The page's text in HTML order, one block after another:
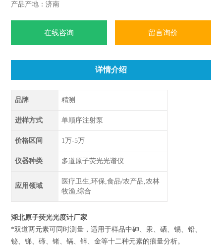
产品产地：济南
在线咨询 留言询价
详情介绍
品牌 精测
进样方式 单顺序注射泵
价格区间 1万-5万
仪器种类 多道原子荧光光谱仪
应用领域
医疗卫生,环保,食品/农产品,农林
牧渔,综合
湖北原子荧光光度计厂家
*双道两元素可同时测量，适用于样品中砷、汞、硒、锡、铅、
铋、锑、碲、锗、镉、锌、金等十二种元素的痕量分析。